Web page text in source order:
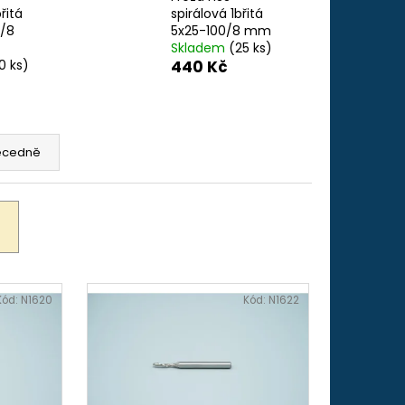
8
ks)
spirálová 1břitá
5x25-100/8 mm
Skladem (25 ks)
440 Kč
N1620 Kód: N1622
45 MM (ADS 251)